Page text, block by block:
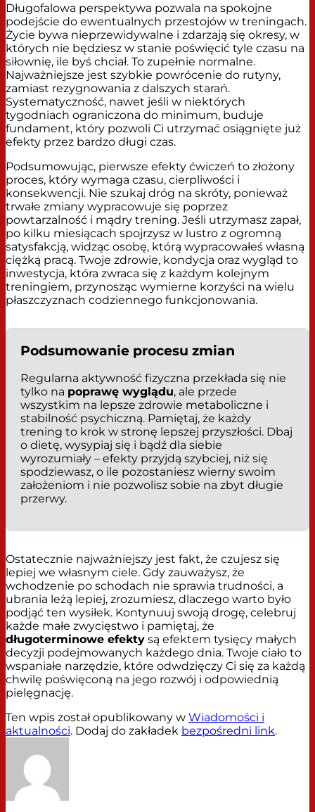
Długofalowa perspektywa pozwala na spokojne
podejście do ewentualnych przestojów w treningach.
Życie bywa nieprzewidywalne i zdarzają się okresy, w
których nie będziesz w stanie poświęcić tyle czasu na
siłownię, ile byś chciał. To zupełnie normalne.
Najważniejsze jest szybkie powrócenie do rutyny,
zamiast rezygnowania z dalszych starań.
Systematyczność, nawet jeśli w niektórych
tygodniach ograniczona do minimum, buduje
fundament, który pozwoli Ci utrzymać osiągnięte już
efekty przez bardzo długi czas.
Podsumowując, pierwsze efekty ćwiczeń to złożony
proces, który wymaga czasu, cierpliwości i
konsekwencji. Nie szukaj dróg na skróty, ponieważ
trwałe zmiany wypracowuje się poprzez
powtarzalność i mądry trening. Jeśli utrzymasz zapał,
po kilku miesiącach spojrzysz w lustro z ogromną
satysfakcją, widząc osobę, którą wypracowałeś własną
ciężką pracą. Twoje zdrowie, kondycja oraz wygląd to
inwestycja, która zwraca się z każdym kolejnym
treningiem, przynosząc wymierne korzyści na wielu
płaszczyznach codziennego funkcjonowania.
Podsumowanie procesu zmian
Regularna aktywność fizyczna przekłada się nie
tylko na poprawę wyglądu, ale przede
wszystkim na lepsze zdrowie metaboliczne i
stabilność psychiczną. Pamiętaj, że każdy
trening to krok w stronę lepszej przyszłości. Dbaj
o dietę, wysypiaj się i bądź dla siebie
wyrozumiały – efekty przyjdą szybciej, niż się
spodziewasz, o ile pozostaniesz wierny swoim
założeniom i nie pozwolisz sobie na zbyt długie
przerwy.
Ostatecznie najważniejszy jest fakt, że czujesz się
lepiej we własnym ciele. Gdy zauważysz, że
wchodzenie po schodach nie sprawia trudności, a
ubrania leżą lepiej, zrozumiesz, dlaczego warto było
podjąć ten wysiłek. Kontynuuj swoją drogę, celebruj
każde małe zwycięstwo i pamiętaj, że
długoterminowe efekty są efektem tysięcy małych
decyzji podejmowanych każdego dnia. Twoje ciało to
wspaniałe narzędzie, które odwdzięczy Ci się za każdą
chwilę poświęconą na jego rozwój i odpowiednią
pielęgnację.
Ten wpis został opublikowany w Wiadomości i
aktualności. Dodaj do zakładek bezpośredni link.